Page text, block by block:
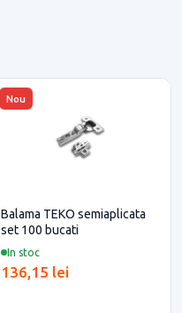
Nou
In stoc
Balama TEKO semiaplicata
set 100 bucati
136,15 lei